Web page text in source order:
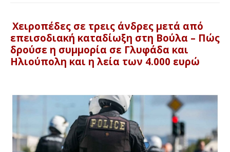
Χειροπέδες σε τρεις άνδρες μετά από
επεισοδιακή καταδίωξη στη Βούλα – Πώς
δρούσε η συμμορία σε Γλυφάδα και
Ηλιούπολη και η λεία των 4.000 ευρώ